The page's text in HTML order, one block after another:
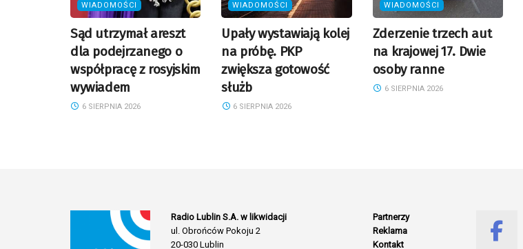
WIADOMOŚCI
Sąd utrzymał areszt
dla podejrzanego o
współpracę z rosyjskim
wywiadem
6 SIERPNIA 2026
WIADOMOŚCI
Upały wystawiają kolej
na próbę. PKP
zwiększa gotowość
służb
6 SIERPNIA 2026
WIADOMOŚCI
Zderzenie trzech aut
na krajowej 17. Dwie
osoby ranne
6 SIERPNIA 2026
Radio Lublin S.A. w likwidacji
ul. Obrońców Pokoju 2
20-030 Lublin
Partnerzy
Reklama
Kontakt